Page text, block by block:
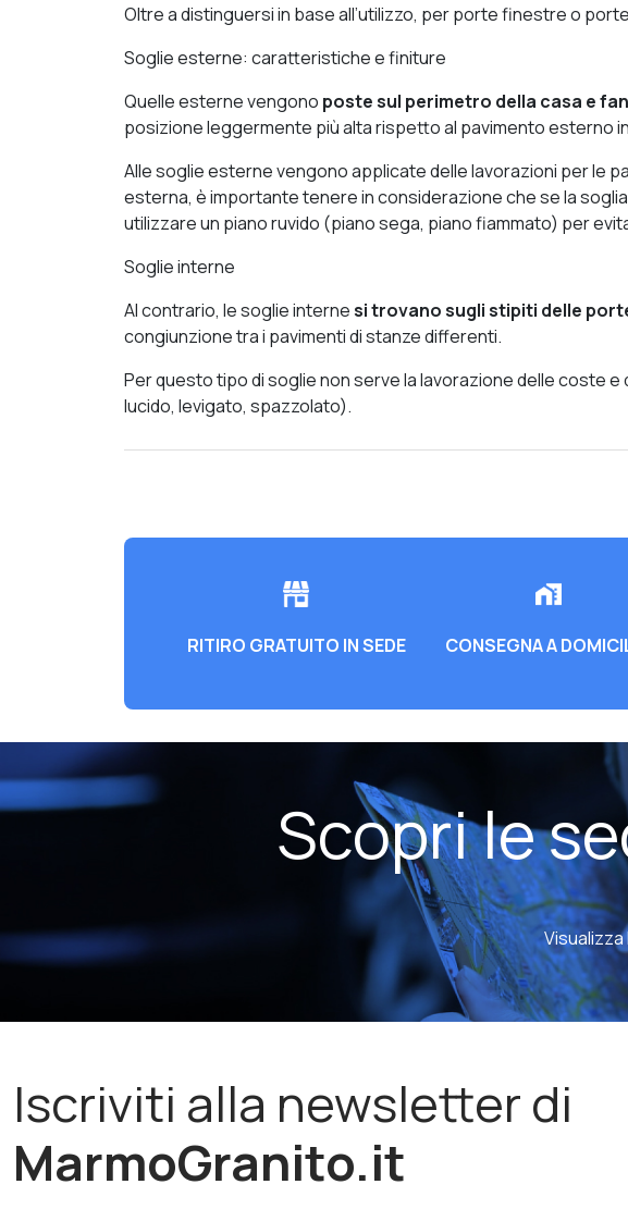
Oltre a distinguersi in base all’utilizzo, per porte finestre o
Soglie esterne: caratteristiche e finiture
Quelle esterne vengono poste sul perimetro della casa e
posizione leggermente più alta rispetto al pavimento esterno
Alle soglie esterne vengono applicate delle lavorazioni per le
esterna, è importante tenere in considerazione che se la
utilizzare un piano ruvido (piano sega, piano fiammato) per
Soglie interne
Al contrario, le soglie internesi trovano sugli stipiti delle
congiunzione tra i pavimenti di stanze differenti.
Per questo tipo di soglie non serve la lavorazione delle coste
lucido, levigato, spazzolato).
RITIRO GRATUITO IN SEDE CONSEGNA A
Scopri le
Iscriviti alla newsletter di
MarmoGranito.it